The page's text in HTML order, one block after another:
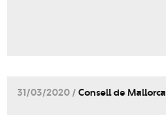
31/03/2020 / Consell de Mallorca